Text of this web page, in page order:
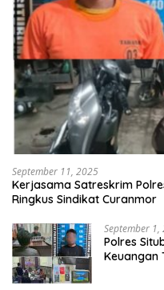
September 11, 2025
Kerjasama Satreskrim
Ringkus Sindikat Curanmor
September 1,
Polres
Keuangan